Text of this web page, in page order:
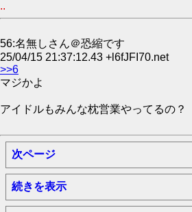
..
56:名無しさん＠恐縮です
25/04/15 21:37:12.43 +l6fJFI70.net
>>6
マジかよ
アイドルもみんな枕営業やってるの？
次ページ
続きを表示